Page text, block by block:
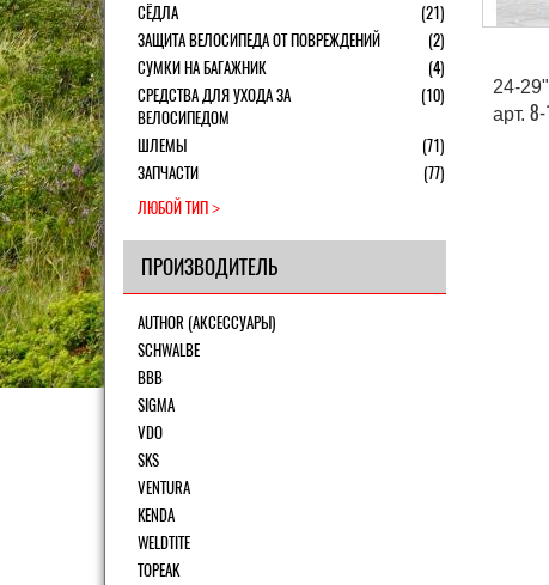
24-
арт. 8-
СЁДЛА
(21)
ЗАЩИТА ВЕЛОСИПЕДА ОТ ПОВРЕЖДЕНИЙ
(2)
СУМКИ НА БАГАЖНИК
(4)
СРЕДСТВА ДЛЯ УХОДА ЗА
ВЕЛОСИПЕДОМ
(10)
ШЛЕМЫ
(71)
ЗАПЧАСТИ
(77)
ЛЮБОЙ ТИП
ПРОИЗВОДИТЕЛЬ
AUTHOR (АКСЕССУАРЫ)
SCHWALBE
BBB
SIGMA
VDO
SKS
VENTURA
KENDA
WELDTITE
TOPEAK